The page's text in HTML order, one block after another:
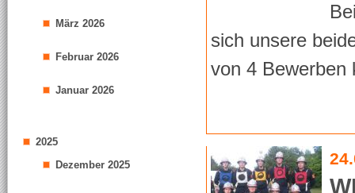
März 2026
Februar 2026
Januar 2026
2025
Dezember 2025
sich unsere
von 4 Bewerben